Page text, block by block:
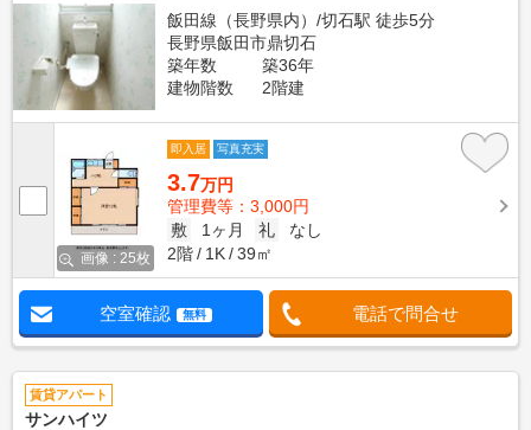
飯田線（長野県内）/切石駅 徒歩5分
長野県飯田市鼎切石
築年数
築36年
建物階数
2階建
画像 : 25枚
即入居 写真充実
3.7万円
管理費等：3,000円
敷
1ヶ月 礼
なし
2階
1K 39㎡
空室確認 無料 電話で問合せ
賃貸アパート
サンハイツ